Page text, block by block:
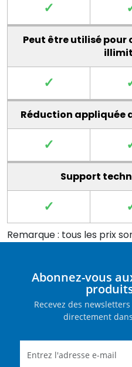
✓
Peut être utilisé pour
✓
Réduction appliquée
✓
Support
✓
Remarque : tous les prix
Abonnez-vous
Recevez des
directement